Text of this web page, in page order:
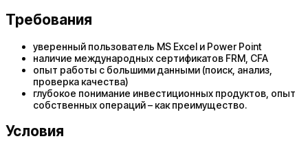
Требования
уверенный пользователь MS Excel и Power Point
наличие международных сертификатов FRM, CFA
опыт работы с большими данными (поиск, анализ,
проверка качества)
глубокое понимание инвестиционных продуктов, опыт
собственных операций – как преимущество.
Условия